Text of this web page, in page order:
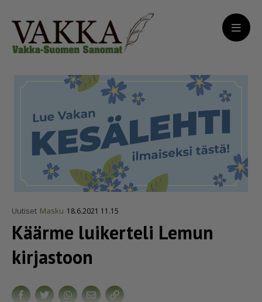
Uutiset Masku 18.6.2021 11.15
Käärme luikerteli Lemun
kirjastoon